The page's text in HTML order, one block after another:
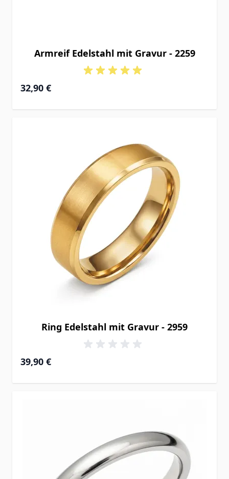
Armreif Edelstahl mit Gravur - 2259
32,90 €
Ring Edelstahl mit Gravur - 2959
39,90 €